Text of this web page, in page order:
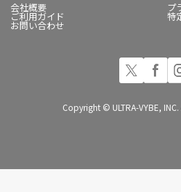
会社概要 プ
ご利用ガイド 特
お問い合わせ
Copyright © ULTRA-VYBE,